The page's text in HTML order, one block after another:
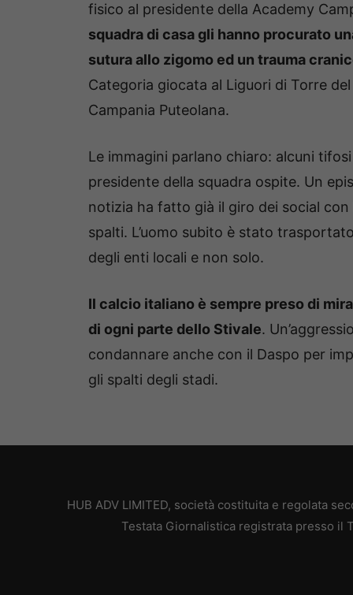
fisico al presidente della Academy
squadra di casa gli hanno procurato
sutura allo zigomo ed un trauma
Categoria giocata al Liguori di Torre
Campania Puteolana.
Le immagini parlano chiaro: alcuni
presidente della squadra ospite. Un
notizia ha fatto già il giro dei social
spalti. L’uomo subito è stato
degli enti locali e non solo.
Il calcio italiano è sempre preso di
di ogni parte dello Stivale.
condannare anche con il Daspo per
gli spalti degli stadi.
HUB ADV LIMITED, società costituita e regolata
Testata Giornalistica registrata presso il